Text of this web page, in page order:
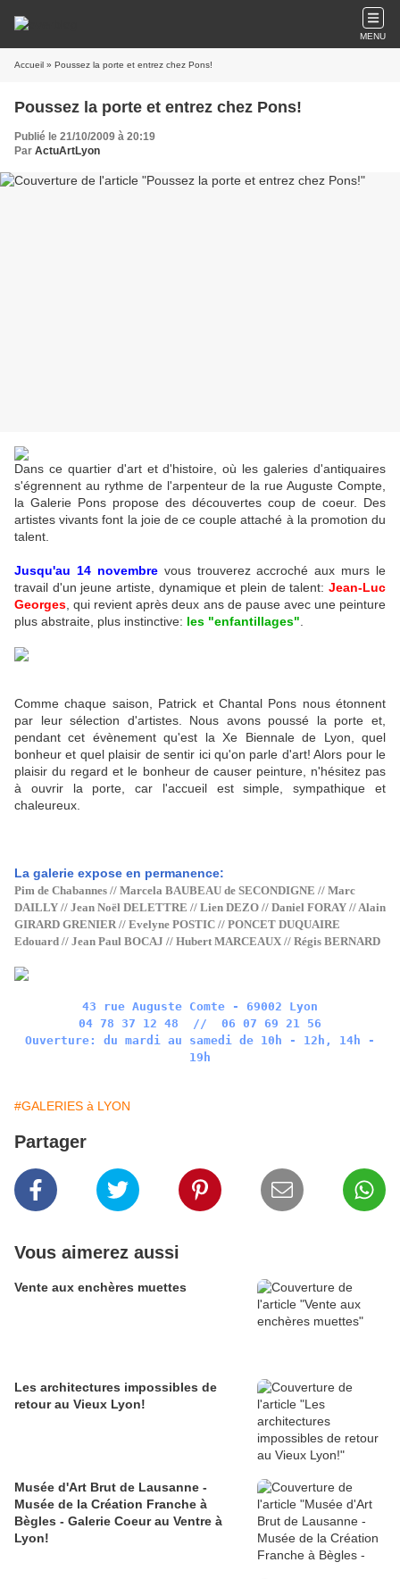
MENU
Accueil » Poussez la porte et entrez chez Pons!
Poussez la porte et entrez chez Pons!
Publié le 21/10/2009 à 20:19
Par ActuArtLyon
Dans ce quartier d'art et d'histoire, où les galeries d'antiquaires
s'égrennent au rythme de l'arpenteur de la rue Auguste Compte,
la Galerie Pons propose des découvertes coup de coeur. Des
artistes vivants font la joie de ce couple attaché à la promotion du
talent.
Jusqu'au 14 novembrevous trouverez accroché aux murs le
travail d'un jeune artiste, dynamique et plein de talent: Jean-Luc
Georges , qui revient après deux ans de pause avec une peinture
plus abstraite, plus instinctive: les "enfantillages"
Comme chaque saison, Patrick et Chantal Pons nous étonnent
par leur sélection d'artistes. Nous avons poussé la porte et,
pendant cet évènement qu'est la Xe Biennale de Lyon, quel
bonheur et quel plaisir de sentir ici qu'on parle d'art! Alors pour le
plaisir du regard et le bonheur de causer peinture, n'hésitez pas
à ouvrir la porte, car l'accueil est simple, sympathique et
chaleureux.
La galerie expose en permanence:
Pim de Chabannes // Marcela BAUBEAU de SECONDIGNE // Marc
DAILLY // Jean Noël DELETTRE // Lien DEZO // Daniel FORAY // Alain
GIRARD GRENIER // Evelyne POSTIC // PONCET DUQUAIRE
Edouard // Jean Paul BOCAJ // Hubert MARCEAUX // Régis BERNARD
43 rue Auguste Comte - 69002 Lyon
04 78 37 12 48 // 06 07 69 21 56
Ouverture: du mardi au samedi de 10h - 12h, 14h -
19h
#GALERIES à LYON
Partager
Vous aimerez aussi
Vente aux enchères muettes
Les architectures impossibles de
retour au Vieux Lyon!
Musée d'Art Brut de Lausanne -
Musée de la Création Franche à
Bègles - Galerie Coeur au Ventre à
Lyon!